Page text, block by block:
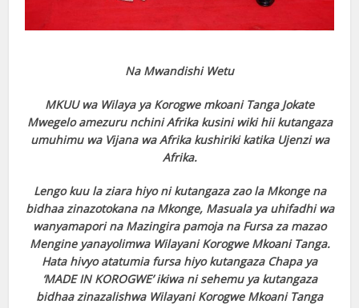
Na Mwandishi Wetu
MKUU wa Wilaya ya Korogwe mkoani Tanga Jokate
Mwegelo amezuru nchini Afrika kusini wiki hii kutangaza
umuhimu wa Vijana wa Afrika kushiriki katika Ujenzi wa
Afrika.
Lengo kuu la ziara hiyo ni kutangaza zao la Mkonge na
bidhaa zinazotokana na Mkonge, Masuala ya uhifadhi wa
wanyamapori na Mazingira pamoja na Fursa za mazao
Mengine yanayolimwa Wilayani Korogwe Mkoani Tanga.
Hata hivyo atatumia fursa hiyo kutangaza Chapa ya
‘MADE IN KOROGWE’ ikiwa ni sehemu ya kutangaza
bidhaa zinazalishwa Wilayani Korogwe Mkoani Tanga